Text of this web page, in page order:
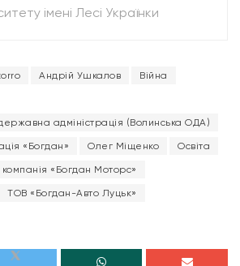
імені Лесі Українки
Андрій Ушкалов Війна
адміністрація (Волинська ОДА)
«Богдан» Олег Міщенко Освіта
«Богдан Моторс»
ТОВ «Богдан-Авто Луцьк»